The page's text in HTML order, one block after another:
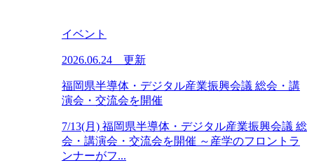
イベント
2026.06.24 更新
福岡県半導体・デジタル産業振興会議 総会・講
演会・交流会を開催
7/13(月) 福岡県半導体・デジタル産業振興会議 総
会・講演会・交流会を開催 ～産学のフロントラ
ンナーがフ...